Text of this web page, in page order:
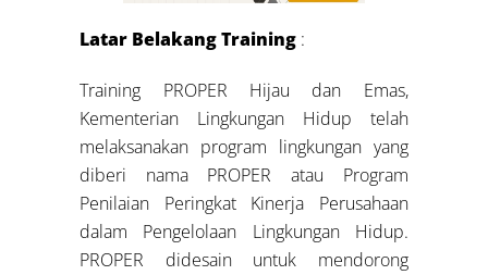
Latar Belakang Training :
Training PROPER Hijau dan Emas,
Kementerian Lingkungan Hidup telah
melaksanakan program lingkungan yang
diberi nama PROPER atau Program
Penilaian Peringkat Kinerja Perusahaan
dalam Pengelolaan Lingkungan Hidup.
PROPER didesain untuk mendorong